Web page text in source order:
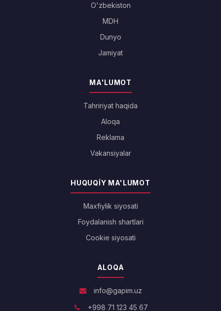
O'zbekiston
MDH
Dunyo
Jamiyat
MA'LUMOT
Tahririyat haqida
Aloqa
Reklama
Vakansiyalar
HUQUQIY MA'LUMOT
Maxfiylik siyosati
Foydalanish shartlari
Cookie siyosati
ALOQA
info@gapim.uz
+998 71 123 45 67